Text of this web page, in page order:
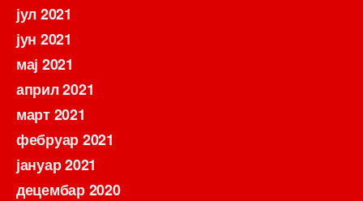
јул 2021
јун 2021
мај 2021
април 2021
март 2021
фебруар 2021
јануар 2021
децембар 2020